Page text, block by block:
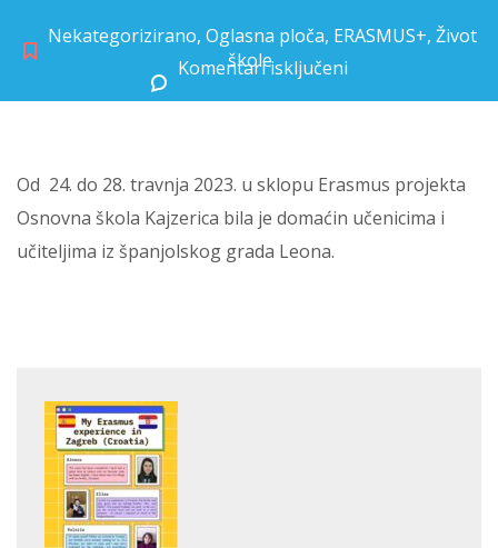
Nekategorizirano, Oglasna ploča, ERASMUS+, Život
škole
Komentari isključeni
Od 24. do 28. travnja 2023. u sklopu Erasmus projekta
Osnovna škola Kajzerica bila je domaćin učenicima i
učiteljima iz španjolskog grada Leona.